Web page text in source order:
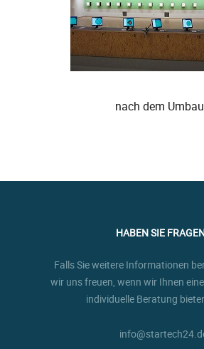
nach dem Umbau
HABEN SIE
Falls Sie weitere Informationen
wir uns freuen, wenn wir Ihnen
individuelle Beratung